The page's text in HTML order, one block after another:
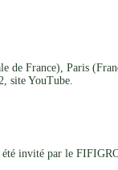
de France), Paris
site YouTube.
invité par le